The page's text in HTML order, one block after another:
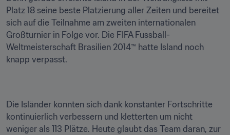
Platz 18 seine beste Platzierung aller Zeiten und bereitet
sich auf die Teilnahme am zweiten internationalen
Großturnier in Folge vor. Die FIFA Fussball-
Weltmeisterschaft Brasilien 2014™ hatte Island noch
knapp verpasst.
Die Isländer konnten sich dank konstanter Fortschritte
kontinuierlich verbessern und kletterten um nicht
weniger als 113 Plätze. Heute glaubt das Team daran, zur